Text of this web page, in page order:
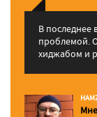
В последнее
проблемой.
хиджабом и